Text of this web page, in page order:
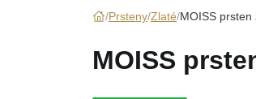
Prsteny Zlaté MOISS prsten
MOISS